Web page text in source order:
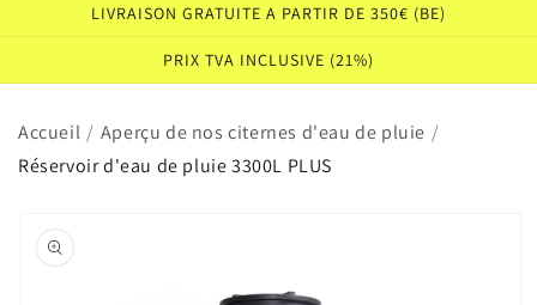
LIVRAISON GRATUITE A PARTIR DE 350€ (BE)
PRIX TVA INCLUSIVE (21%)
Accueil / Aperçu de nos citernes d'eau de pluie /
Réservoir d'eau de pluie 3300L PLUS
informations
produits